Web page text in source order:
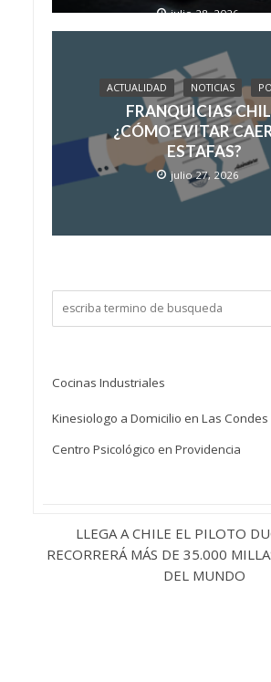
julio 28, 2026
ACTUALIDAD NOTICIAS
FRANQUICIAS
¿CÓMO EVITAR
ESTAFAS?
julio 27, 2026
Cocinas Industriales
Kinesiologo a Domicilio en Las Condes
Centro Psicológico en Providencia
LLEGA A CHILE EL PILOTO
RECORRERÁ MÁS DE 35.000
DEL MUNDO